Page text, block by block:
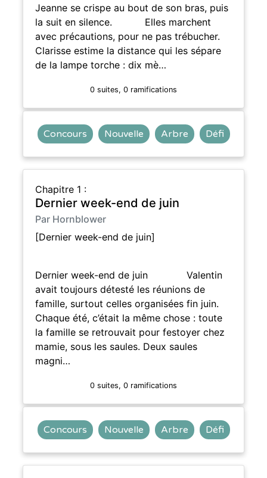
Jeanne se crispe au bout de son bras, puis
la suit en silence. Elles marchent
avec précautions, pour ne pas trébucher.
Clarisse estime la distance qui les sépare
de la lampe torche : dix mè…
0 suites, 0 ramifications
Concours Nouvelle Arbre Défi
Chapitre 1 :
Dernier week-end de juin
Par Hornblower
[Dernier week-end de juin]
Dernier week-end de juin Valentin
avait toujours détesté les réunions de
famille, surtout celles organisées fin juin.
Chaque été, c’était la même chose : toute
la famille se retrouvait pour festoyer chez
mamie, sous les saules. Deux saules
magni…
0 suites, 0 ramifications
Concours Nouvelle Arbre Défi